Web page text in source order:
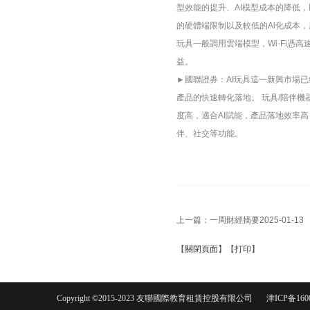
型效能的提升、AI模型成本的降低
的硬體端限制以及較低的Al化成本
玩具一般調用雲端模型，Wi-Fi憑高
益。
►國聯證券：AI玩具這一新興市場
產品的快速轉化落地。 玩具/陪伴
度高，適合AI賦能，產品落地效率
伴、社交等功能。
上一篇： 一周財經摘要2025-01-13
【 關閉頁面】【打印 】
Copyright ©2015-2023 友聯國際教育租賃控股有限公司 津ICP备